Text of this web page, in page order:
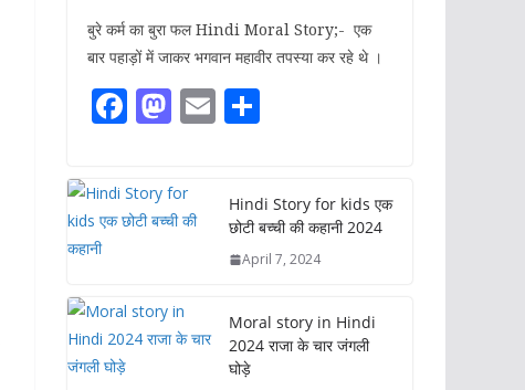
बुरे कर्म का बुरा फल Hindi Moral Story;- एक
बार पहाड़ों में जाकर भगवान महावीर तपस्या कर रहे थे ।
F
e
b
k
M
to
d
E
e
Hindi Story for kids एक
छोटी बच्ची की कहानी 2024
April 7, 2024
Moral story in Hindi
2024 राजा के चार जंगली
घोड़े